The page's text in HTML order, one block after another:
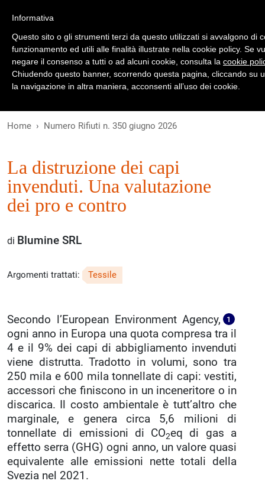
INDICE
Home Numero Rifiuti n. 350 giugno 2026
La distruzione dei capi
invenduti. Una valutazione
dei pro e contro
di Blumine SRL
Argomenti trattati: Tessile
Secondo l’European Environment Agency, 1
ogni anno in Europa una quota compresa tra il
4 e il 9% dei capi di abbigliamento invenduti
viene distrutta. Tradotto in volumi, sono tra
250 mila e 600 mila tonnellate di capi: vestiti,
accessori che finiscono in un inceneritore o in
discarica. Il costo ambientale è tutt’altro che
marginale, e genera circa 5,6 milioni di
tonnellate di emissioni di CO2eq di gas a
effetto serra (GHG) ogni anno, un valore quasi
equivalente alle emissioni nette totali della
Svezia nel 2021.
Informativa
Questo sito o gli strumenti terzi da questo utilizzati si avvalgono di
funzionamento ed utili alle finalità illustrate nella cookie policy. Se
negare il consenso a tutti o ad alcuni cookie, consulta la cookie
Chiudendo questo banner, scorrendo questa pagina, cliccando su
la navigazione in altra maniera, acconsenti all’uso dei cookie.